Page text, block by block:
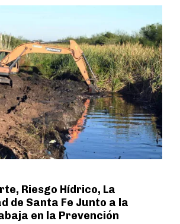
Riesgo Hídrico, La
de Santa Fe Junto a la
en la Prevención